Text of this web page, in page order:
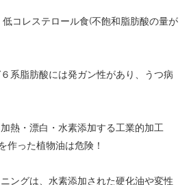
コレステロール食(不飽和脂肪酸の量が
系脂肪酸には発ガン性があり、うつ病
熱・漂白・水素添加する工業的加工
作った植物油は危険！
ングは、水素添加された硬化油や変性